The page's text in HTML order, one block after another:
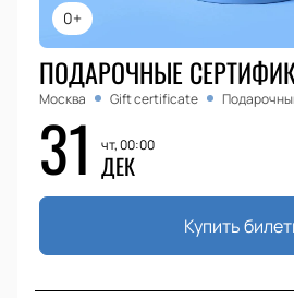
0+
ПОДАРОЧНЫЕ
Москва Gift certificate
31 чт, 00:00
ДЕК
Купить